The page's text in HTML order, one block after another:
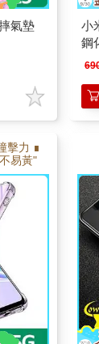
氣墊
小
鋼
擊力 ∎
易黃"
護.按
0.7